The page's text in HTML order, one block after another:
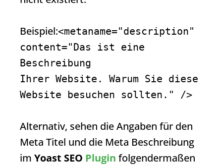
Beispiel:<metaname="description"
content="Das ist eine
Beschreibung
Ihrer Website. Warum Sie diese
Website besuchen sollten." />
Alternativ, sehen die Angaben für den
Meta Titel und die Meta Beschreibung
im Yoast SEO Plugin folgendermaßen